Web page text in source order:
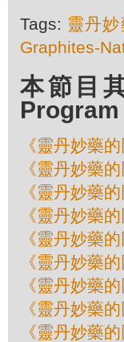
Tags: 靈丹
Graphites-
本節目
Program
《靈丹妙藥
《靈丹妙藥
《靈丹妙藥
《靈丹妙藥
《靈丹妙藥
《靈丹妙藥
《靈丹妙藥
《靈丹妙藥
《靈丹妙藥